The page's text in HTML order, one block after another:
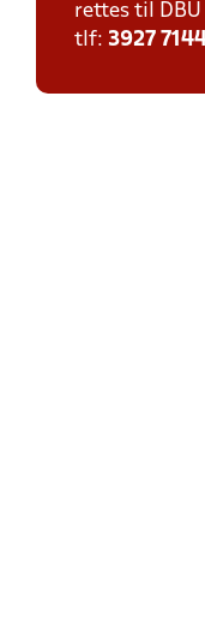
rettes til DBU
tlf: 3927